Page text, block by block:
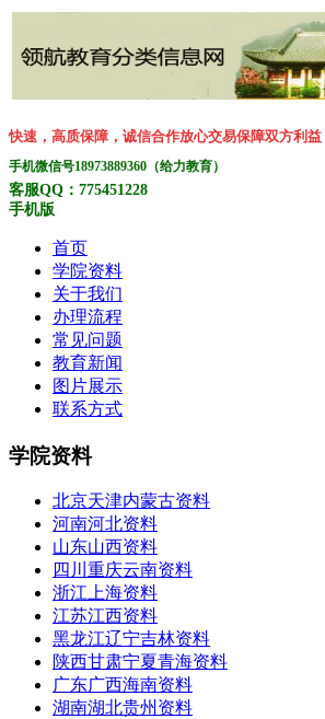
快速，高质保障，诚信合作放心交易保障双方利益
手机微信号18973889360（给力教育）
客服QQ：775451228
手机版
首页
学院资料
关于我们
办理流程
常见问题
教育新闻
图片展示
联系方式
学院资料
北京天津内蒙古资料
河南河北资料
山东山西资料
四川重庆云南资料
浙江上海资料
江苏江西资料
黑龙江辽宁吉林资料
陕西甘肃宁夏青海资料
广东广西海南资料
湖南湖北贵州资料